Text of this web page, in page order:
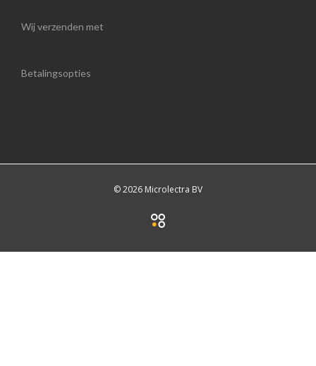
Wij verzenden met
Betalingsopties
© 2026 Microlectra BV